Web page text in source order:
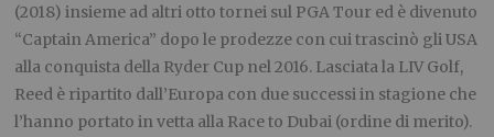
(2018) insieme ad altri otto tornei sul PGA Tour ed è divenuto
“Captain America” dopo le prodezze con cui trascinò gli USA
alla conquista della Ryder Cup nel 2016. Lasciata la LIV Golf,
Reed è ripartito dall’Europa con due successi in stagione che
l’hanno portato in vetta alla Race to Dubai (ordine di merito).